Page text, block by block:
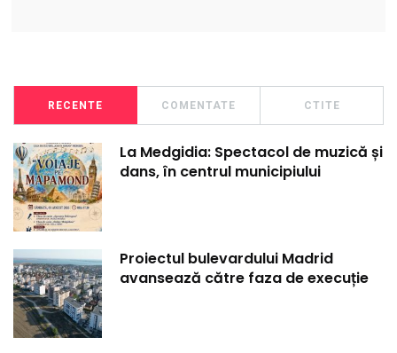
RECENTE COMENTATE CTITE
La Medgidia: Spectacol de muzică și
dans, în centrul municipiului
Proiectul bulevardului Madrid
avansează către faza de execuție